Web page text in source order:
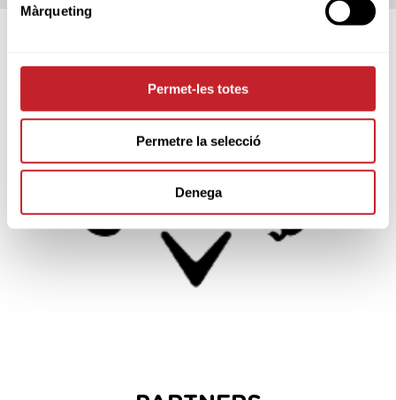
Màrqueting
Permet-les totes
Permetre la selecció
Denega